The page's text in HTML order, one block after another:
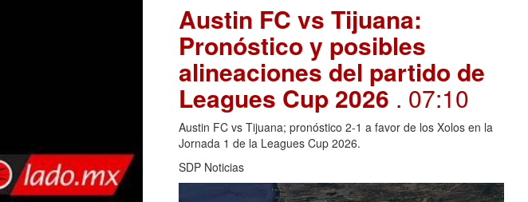
Austin FC vs Tijuana:
Pronóstico y posibles
alineaciones del partido de
Leagues Cup 2026 . 07:10
Austin FC vs Tijuana; pronóstico 2-1 a favor de los Xolos en la
Jornada 1 de la Leagues Cup 2026.
SDP Noticias